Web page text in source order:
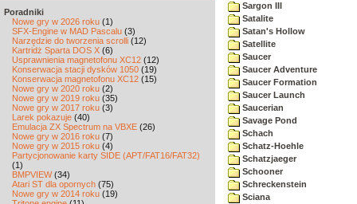
Poradniki
Nowe gry w 2026 roku (1)
SFX-Engine w MAD Pascalu (3)
Narzędzie do tworzenia scrolli (12)
Kartridż Sparta DOS X (6)
Usprawnienia magnetofonu XC12 (12)
Konserwacja stacji dysków 1050 (19)
Konserwacja magnetofonu XC12 (15)
Nowe gry w 2020 roku (2)
Nowe gry w 2019 roku (35)
Nowe gry w 2017 roku (3)
Larek pokazuje (40)
Emulacja ZX Spectrum na VBXE (26)
Nowe gry w 2016 roku (7)
Nowe gry w 2015 roku (4)
Partycjonowanie karty SIDE (APT/FAT16/FAT32)
(1)
BMPVIEW(34)
Atari ST dla opornych (75)
Nowe gry w 2014 roku (19)
Sargon III
Satalite
Satan's Hollow
Satellite
Saucer
Saucer Adventure
Saucer Formation
Saucer Launch
Saucerian
Savage Pond
Schach
Schatz-Hoehle
Schatzjaeger
Schooner
Schreckenstein
Sciana